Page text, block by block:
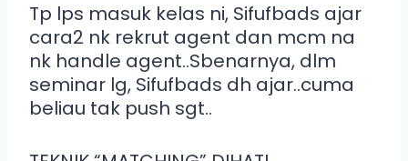
Tp lps masuk kelas ni, Sifufbads ajar
cara2 nk rekrut agent dan mcm na
nk handle agent..Sbenarnya, dlm
seminar lg, Sifufbads dh ajar..cuma
beliau tak push sgt..